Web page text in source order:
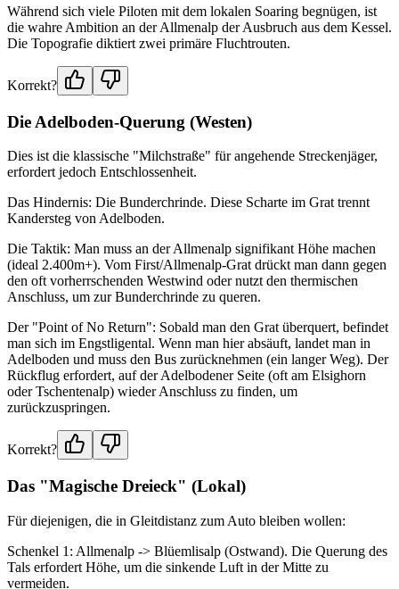
Während sich viele Piloten mit dem lokalen Soaring begnügen, ist
die wahre Ambition an der Allmenalp der Ausbruch aus dem Kessel.
Die Topografie diktiert zwei primäre Fluchtrouten.
Korrekt?
Die Adelboden-Querung (Westen)
Dies ist die klassische "Milchstraße" für angehende Streckenjäger,
erfordert jedoch Entschlossenheit.
Das Hindernis: Die Bunderchrinde. Diese Scharte im Grat trennt
Kandersteg von Adelboden.
Die Taktik: Man muss an der Allmenalp signifikant Höhe machen
(ideal 2.400m+). Vom First/Allmenalp-Grat drückt man dann gegen
den oft vorherrschenden Westwind oder nutzt den thermischen
Anschluss, um zur Bunderchrinde zu queren.
Der "Point of No Return": Sobald man den Grat überquert, befindet
man sich im Engstligental. Wenn man hier absäuft, landet man in
Adelboden und muss den Bus zurücknehmen (ein langer Weg). Der
Rückflug erfordert, auf der Adelbodener Seite (oft am Elsighorn
oder Tschentenalp) wieder Anschluss zu finden, um
zurückzuspringen.
Korrekt?
Das "Magische Dreieck" (Lokal)
Für diejenigen, die in Gleitdistanz zum Auto bleiben wollen:
Schenkel 1: Allmenalp -> Blüemlisalp (Ostwand). Die Querung des
Tals erfordert Höhe, um die sinkende Luft in der Mitte zu
vermeiden.